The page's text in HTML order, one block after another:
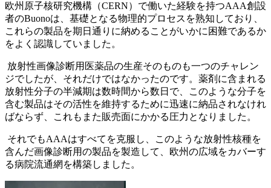
欧州原子核研究機構（CERN）で働いた経験を持つAAA創設
者のBuonoは、基礎となる物理的プロセスを熟知しており、
これらの製品を期日通りに納めることがいかに困難であるか
をよく認識していました。
放射性画像診断用医薬品の生産そのものも一つのチャレン
ジでしたが、それだけではなかったのです。薬剤に含まれる
放射性分子の半減期は数時間から数日で、このような分子を
含む製品はその活性を維持するために迅速に納品されなけれ
ばならず、これもまた販売面にかかる圧力となりました。
それでもAAAはすべてを克服し、このような放射性核種を
含んだ画像診断用の製品を製造して、欧州の広域をカバーす
る病院流通網を構築しました。